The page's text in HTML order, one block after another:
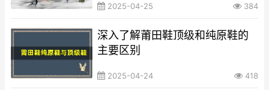
2025-04-25 384
深入了解莆田鞋顶级和纯原鞋的
主要区别
2025-04-24 418